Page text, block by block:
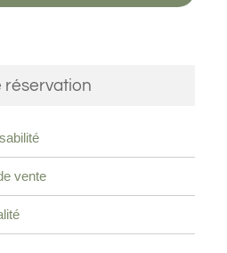
réservation
vente